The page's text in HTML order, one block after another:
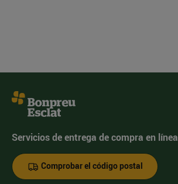
Servicios de entrega de compra en línea
Comprobar el código postal